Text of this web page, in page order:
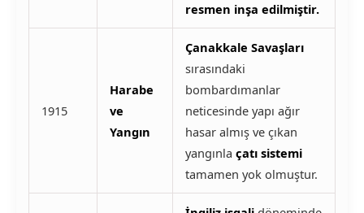
resmen inşa edilmiştir.
1915
Harabe
ve
Yangın
Çanakkale Savaşları
sırasındaki
bombardımanlar
neticesinde yapı ağır
hasar almış ve çıkan
yangınla çatı sistemi
tamamen yok olmuştur.